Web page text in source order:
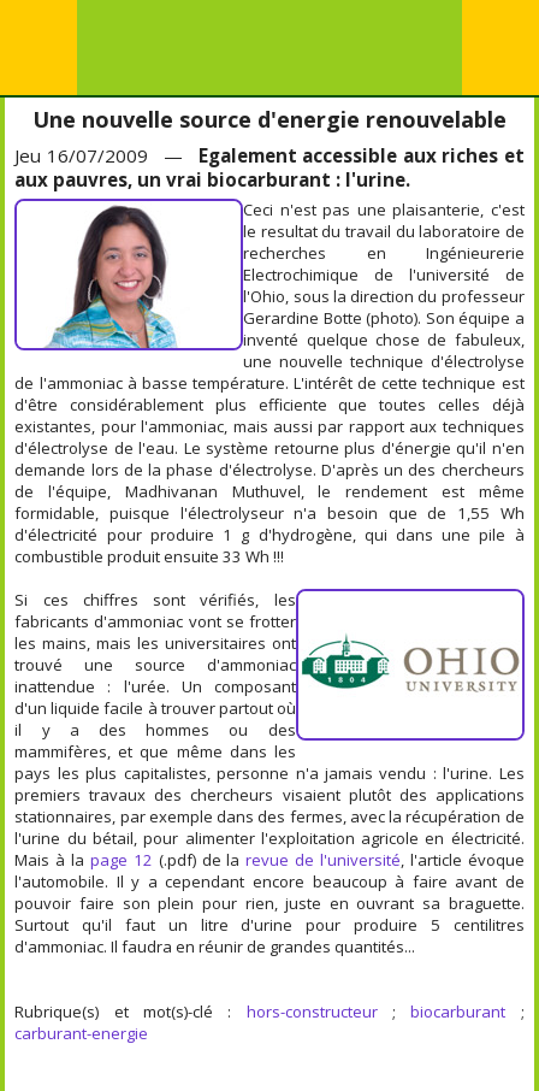
Une nouvelle source d'energie renouvelable
Jeu 16/07/2009 — Egalement accessible aux riches et
aux pauvres, un vrai biocarburant : l'urine.
Ceci n'est pas une plaisanterie, c'est
le resultat du travail du laboratoire de
recherches en Ingénieurerie
Electrochimique de l'université de
l'Ohio, sous la direction du professeur
Gerardine Botte (photo). Son équipe a
inventé quelque chose de fabuleux,
une nouvelle technique d'électrolyse
de l'ammoniac à basse température. L'intérêt de cette technique est
d'être considérablement plus efficiente que toutes celles déjà
existantes, pour l'ammoniac, mais aussi par rapport aux techniques
d'électrolyse de l'eau. Le système retourne plus d'énergie qu'il n'en
demande lors de la phase d'électrolyse. D'après un des chercheurs
de l'équipe, Madhivanan Muthuvel, le rendement est même
formidable, puisque l'électrolyseur n'a besoin que de 1,55 Wh
d'électricité pour produire 1 g d'hydrogène, qui dans une pile à
combustible produit ensuite 33 Wh !!!
Si ces chiffres sont vérifiés, les
fabricants d'ammoniac vont se frotter
les mains, mais les universitaires ont
trouvé une source d'ammoniac
inattendue : l'urée. Un composant
d'un liquide facile à trouver partout où
il y a des hommes ou des
mammifères, et que même dans les
pays les plus capitalistes, personne n'a jamais vendu : l'urine. Les
premiers travaux des chercheurs visaient plutôt des applications
stationnaires, par exemple dans des fermes, avec la récupération de
l'urine du bétail, pour alimenter l'exploitation agricole en électricité.
Mais à la page 12 (.pdf) de larevue de l'université, l'article évoque
l'automobile. Il y a cependant encore beaucoup à faire avant de
pouvoir faire son plein pour rien, juste en ouvrant sa braguette.
Surtout qu'il faut un litre d'urine pour produire 5 centilitres
d'ammoniac. Il faudra en réunir de grandes quantités...
Rubrique(s) et mot(s)-clé : hors-constructeur;biocarburant ;
carburant-energie